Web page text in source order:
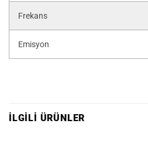
Frekans
Emisyon
İLGILI ÜRÜNLER